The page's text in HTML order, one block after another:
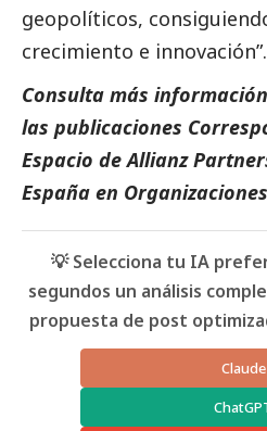
geopolíticos,
crecimiento e innovación”.
Consulta más
las publicaciones
Espacio deAllianz
España en
💡 Selecciona tu IA
segundos un análisis
propuesta de post
Claude